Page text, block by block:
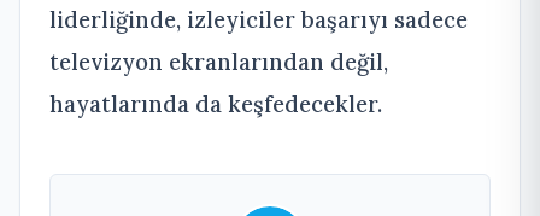
liderliğinde, izleyiciler başarıyı sadece
televizyon ekranlarından değil,
hayatlarında da keşfedecekler.